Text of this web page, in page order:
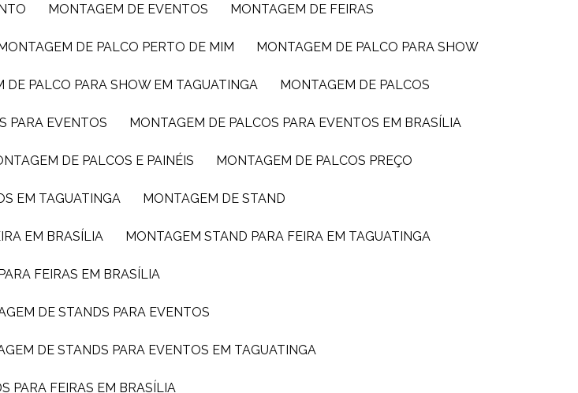
MONTAGEM DE EVENTOS MONTAGEM DE FEIRAS
MONTAGEM DE PALCO PERTO DE MIM MONTAGEM DE PALCO PARA SHOW
DE PALCO PARA SHOW EM TAGUATINGA MONTAGEM DE PALCOS
PARA EVENTOS MONTAGEM DE PALCOS PARA EVENTOS EM BRASÍLIA
DE PALCOS E PAINÉIS MONTAGEM DE PALCOS PREÇO
EM TAGUATINGA MONTAGEM DE STAND
EM BRASÍLIA MONTAGEM STAND PARA FEIRA EM TAGUATINGA
FEIRAS EM BRASÍLIA
DE STANDS PARA EVENTOS
DE STANDS PARA EVENTOS EM TAGUATINGA
PARA FEIRAS EM BRASÍLIA